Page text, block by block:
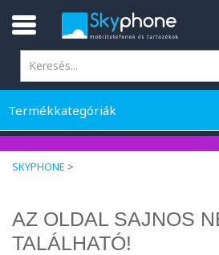
Termékkategóriák
SKYPHONE >
AZ OLDAL SAJNOS
TALÁLHATÓ!